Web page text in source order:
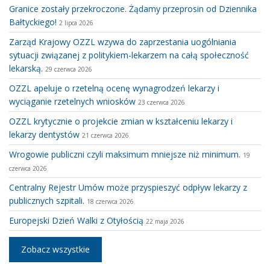
Granice zostały przekroczone. Żądamy przeprosin od Dziennika
Bałtyckiego! 2 lipca 2026
Zarząd Krajowy OZZL wzywa do zaprzestania uogólniania
sytuacji związanej z politykiem-lekarzem na całą społeczność
lekarską. 29 czerwca 2026
OZZL apeluje o rzetelną ocenę wynagrodzeń lekarzy i
wyciąganie rzetelnych wniosków 23 czerwca 2026
OZZL krytycznie o projekcie zmian w kształceniu lekarzy i
lekarzy dentystów 21 czerwca 2026
Wrogowie publiczni czyli maksimum mniejsze niż minimum. 19
czerwca 2026
Centralny Rejestr Umów może przyspieszyć odpływ lekarzy z
publicznych szpitali. 18 czerwca 2026
Europejski Dzień Walki z Otyłością 22 maja 2026
Zobacz wszystkie